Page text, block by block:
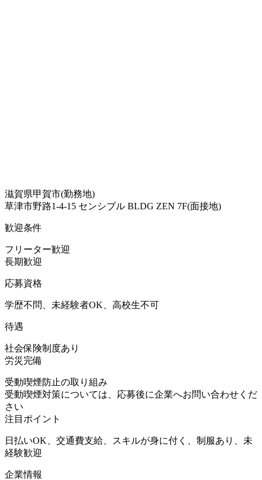
滋賀県甲賀市(勤務地)
草津市野路1-4-15 センシブル BLDG ZEN 7F(面接地)
歓迎条件
フリーター歓迎
長期歓迎
応募資格
学歴不問、未経験者OK、高校生不可
待遇
社会保険制度あり
労災完備
受動喫煙防止の取り組み
受動喫煙対策については、応募後に企業へお問い合わせくだ
さい
注目ポイント
日払いOK、交通費支給、スキルが身に付く、制服あり、未
経験歓迎
企業情報